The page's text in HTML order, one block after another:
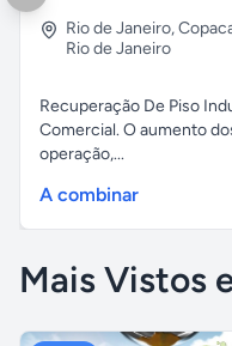
Rio de Janeiro,
Rio de Janeiro
Recuperação De Piso
Comercial. O aumento
operação,...
A combinar
Mais Vistos